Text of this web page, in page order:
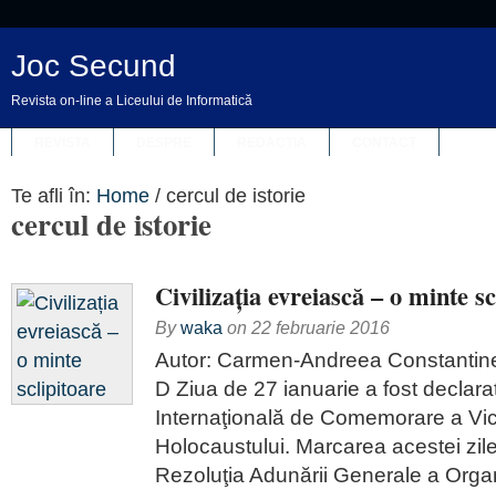
Joc Secund
Revista on-line a Liceului de Informatică
Te afli în: Home / cercul de istorie
cercul de istorie
Civilizația evreiască – o minte
Bywaka on 22 februarie 2016
Autor: Carmen-Andreea
D Ziua de 27 ianuarie a fost
Internaţională de Comemorare a
Holocaustului. Marcarea acestei
Rezoluţia Adunării Generale a